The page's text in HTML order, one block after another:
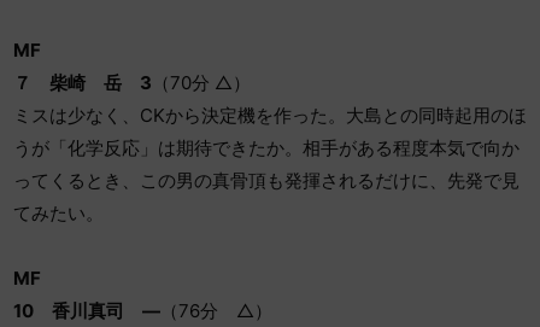
MF
７ 柴崎 岳 3 （70分 △）
ミスは少なく、CKから決定機を作った。大島との同時起用のほ
うが「化学反応」は期待できたか。相手がある程度本気で向か
ってくるとき、この男の真骨頂も発揮されるだけに、先発で見
てみたい。
MF
10 香川真司 ― （76分 △）